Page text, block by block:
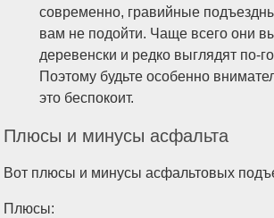
современно, гравийные
вам не подойти. Чаще всего они
деревенски и редко выглядят по-
Поэтому будьте особенно
это беспокоит.
Плюсы и минусы асфальта
Вот плюсы и минусы асфальтовых
Плюсы: